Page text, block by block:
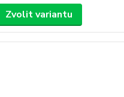
Zvolit variantu